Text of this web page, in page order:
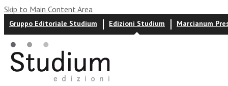
Skip to Main Content Area
Gruppo Editoriale Studium Edizioni Studium Marcianum